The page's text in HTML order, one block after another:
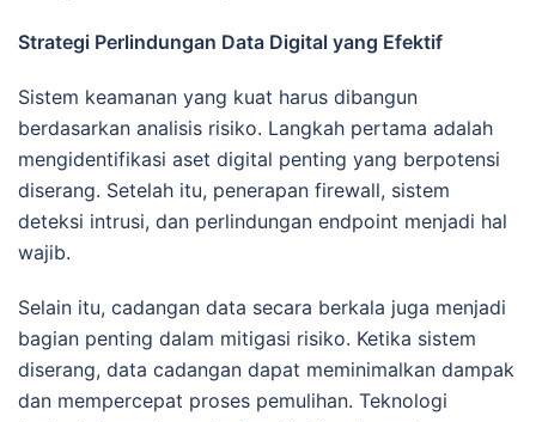
Strategi Perlindungan Data Digital yang Efektif
Sistem keamanan yang kuat harus dibangun
berdasarkan analisis risiko. Langkah pertama adalah
mengidentifikasi aset digital penting yang berpotensi
diserang. Setelah itu, penerapan firewall, sistem
deteksi intrusi, dan perlindungan endpoint menjadi hal
wajib.
Selain itu, cadangan data secara berkala juga menjadi
bagian penting dalam mitigasi risiko. Ketika sistem
diserang, data cadangan dapat meminimalkan dampak
dan mempercepat proses pemulihan. Teknologi